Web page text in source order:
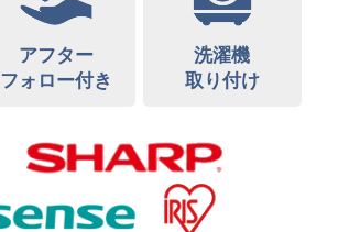
アフター
フォロー付き
洗濯機
取り付け